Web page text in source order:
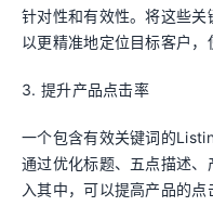
针对性和有效性。将这些
以更精准地定位目标客户，
3. 提升产品点击率
一个包含有效关键词的
通过优化标题、五点描述
入其中，可以提高产品的点